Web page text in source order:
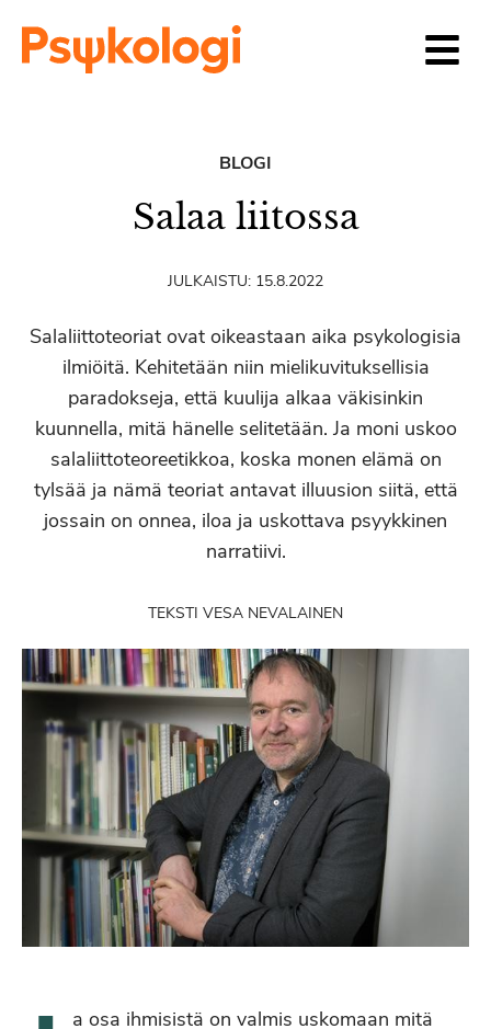
BLOGI
Salaa liitossa
JULKAISTU: 15.8.2022
Salaliittoteoriat ovat oikeastaan aika psykologisia
ilmiöitä. Kehitetään niin mielikuvituksellisia
paradokseja, että kuulija alkaa väkisinkin
kuunnella, mitä hänelle selitetään. Ja moni uskoo
salaliittoteoreetikkoa, koska monen elämä on
tylsää ja nämä teoriat antavat illuusion siitä, että
jossain on onnea, iloa ja uskottava psyykkinen
narratiivi.
TEKSTI VESA NEVALAINEN
a osa ihmisistä on valmis uskomaan mitä